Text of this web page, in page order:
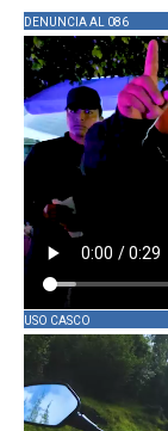
DENUNCIA AL 086
USO CASCO